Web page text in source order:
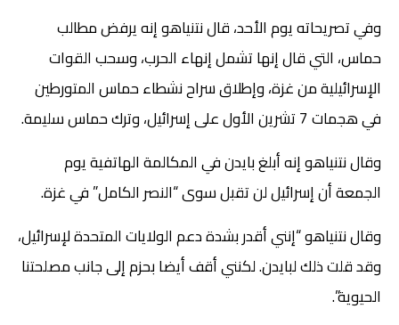
وفي تصريحاته يوم الأحد، قال نتنياهو إنه يرفض مطالب
حماس، التي قال إنها تشمل إنهاء الحرب، وسحب القوات
الإسرائيلية من غزة، وإطلاق سراح نشطاء حماس المتورطين
في هجمات 7 تشرين الأول على إسرائيل، وترك حماس سليمة.
وقال نتنياهو إنه أبلغ بايدن في المكالمة الهاتفية يوم
الجمعة أن إسرائيل لن تقبل سوى “النصر الكامل” في غزة.
وقال نتنياهو “إنني أقدر بشدة دعم الولايات المتحدة لإسرائيل،
وقد قلت ذلك لبايدن. لكنني أقف أيضا بحزم إلى جانب مصلحتنا
الحيوية”.